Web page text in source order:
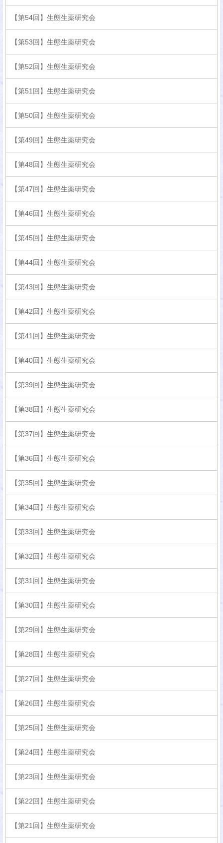
【第54回】生態生薬研究会
【第53回】生態生薬研究会
【第52回】生態生薬研究会
【第51回】生態生薬研究会
【第50回】生態生薬研究会
【第49回】生態生薬研究会
【第48回】生態生薬研究会
【第47回】生態生薬研究会
【第46回】生態生薬研究会
【第45回】生態生薬研究会
【第44回】生態生薬研究会
【第43回】生態生薬研究会
【第42回】生態生薬研究会
【第41回】生態生薬研究会
【第40回】生態生薬研究会
【第39回】生態生薬研究会
【第38回】生態生薬研究会
【第37回】生態生薬研究会
【第36回】生態生薬研究会
【第35回】生態生薬研究会
【第34回】生態生薬研究会
【第33回】生態生薬研究会
【第32回】生態生薬研究会
【第31回】生態生薬研究会
【第30回】生態生薬研究会
【第29回】生態生薬研究会
【第28回】生態生薬研究会
【第27回】生態生薬研究会
【第26回】生態生薬研究会
【第25回】生態生薬研究会
【第24回】生態生薬研究会
【第23回】生態生薬研究会
【第22回】生態生薬研究会
【第21回】生態生薬研究会